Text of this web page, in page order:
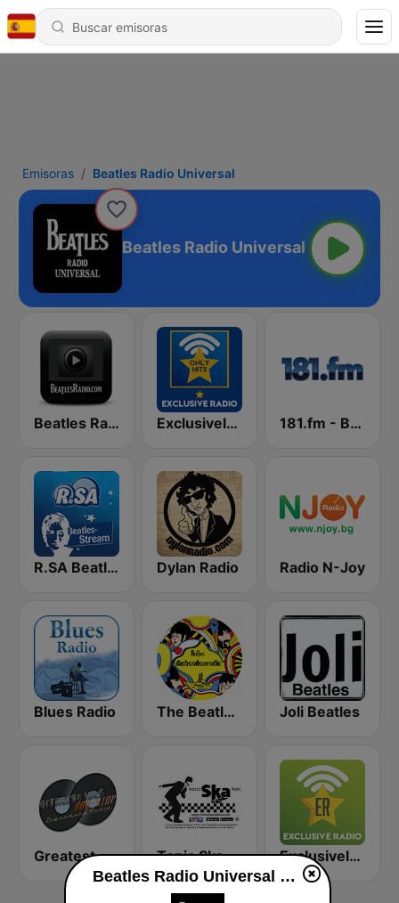
Emisoras Beatles Radio Universal
Beatles Radio Universal
Beatles Radio Exclusively Beatles - HITS 181.fm - Beatles
R.SA Beatles Radio Dylan Radio Radio N-Joy
Blues Radio The Beatles Radio Joli Beatles
Greatest Hits Non-Stop Tonic Ska Radio Exclusively The Beatles
Beatles Radio Universal en vivo